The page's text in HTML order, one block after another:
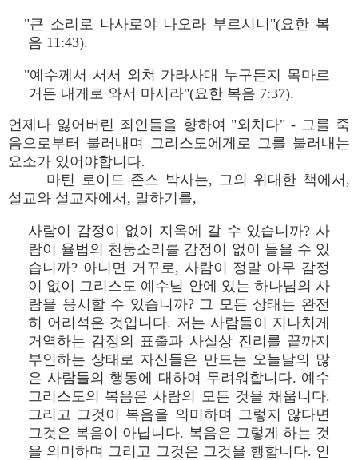
"큰 소리로 나사로야 나오라 부르시니"(요한 복
음 11:43).
"예수께서 서서 외쳐 가라사대 누구든지 목마르
거든 내게로 와서 마시라"(요한 복음 7:37).
언제나 잃어버린 죄인들을 향하여 "외치다" - 그를 죽
음으로부터 불러내며 그리스도에게로 그를 불러내는
요소가 있어야합니다.
마틴 로이드 존스 박사는, 그의 위대한 책에서,
설교와 설교자에서, 말하기를,
사람이 감정이 없이 지옥에 갈 수 있습니까? 사
람이 율법의 천둥소리를 감정이 없이 들을 수 있
습니까? 아니면 거꾸로, 사람이 정말 아무 감정
이 없이 그리스도 예수님 안에 있는 하나님의 사
람을 응시할 수 있습니까? 그 모든 상태는 완전
히 어리석은 것입니다. 저는 사람들이 지나치게
거역하는 감정의 표출과 사실상 진리를 끝까지
부인하는 상태로 자신들은 만드는 오늘날의 많
은 사람들의 행동에 대하여 두려워합니다. 예수
그리스도의 복음은 사람의 모든 것을 채웁니다.
그리고 그것이 복음을 의미하며 그렇지 않다면
그것은 복음이 아닙니다. 복음은 그렇게 하는 것
을 의미하며 그리고 그것은 그것을 행합니다. 인